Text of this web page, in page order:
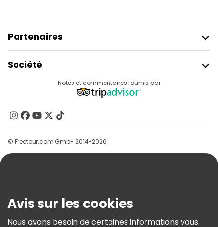
Partenaires
Connexion Du Fournisseur
Programme D’affiliation
Société
Contactez-Nous
Groupes
Aide
Conditions Générales Et Mentions Légales
Politique En Matière De Cookies
Notes et commentaires fournis par
© Freetour.com GmbH 2014-2026
Avis sur les cookies
Nous avons besoin de certaines informations vous